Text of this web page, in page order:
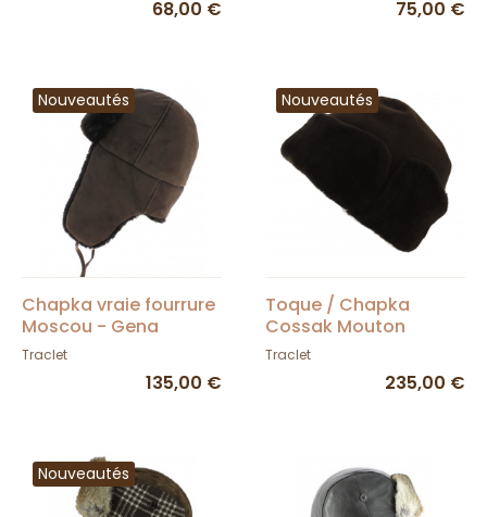
68,00 € 75,00 €
Nouveautés
Chapka vraie fourrure
Moscou - Gena
marron chocolat
Traclet
135,00 €
Nouveautés
Toque / Chapka
Cossak Mouton
Marron - Traclet
Traclet
235,00 €
Nouveautés